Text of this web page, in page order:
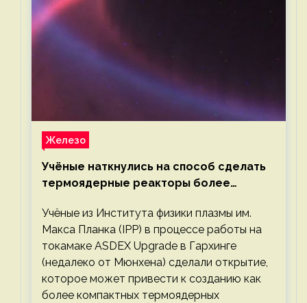
Железо
Учёные наткнулись на способ сделать
термоядерные реакторы более
Учёные из Института физики плазмы им.
Макса Планка (IPP) в процессе работы на
токамаке ASDEX Upgrade в Гархинге
(недалеко от Мюнхена) сделали открытие,
которое может привести к созданию как
более компактных термоядерных